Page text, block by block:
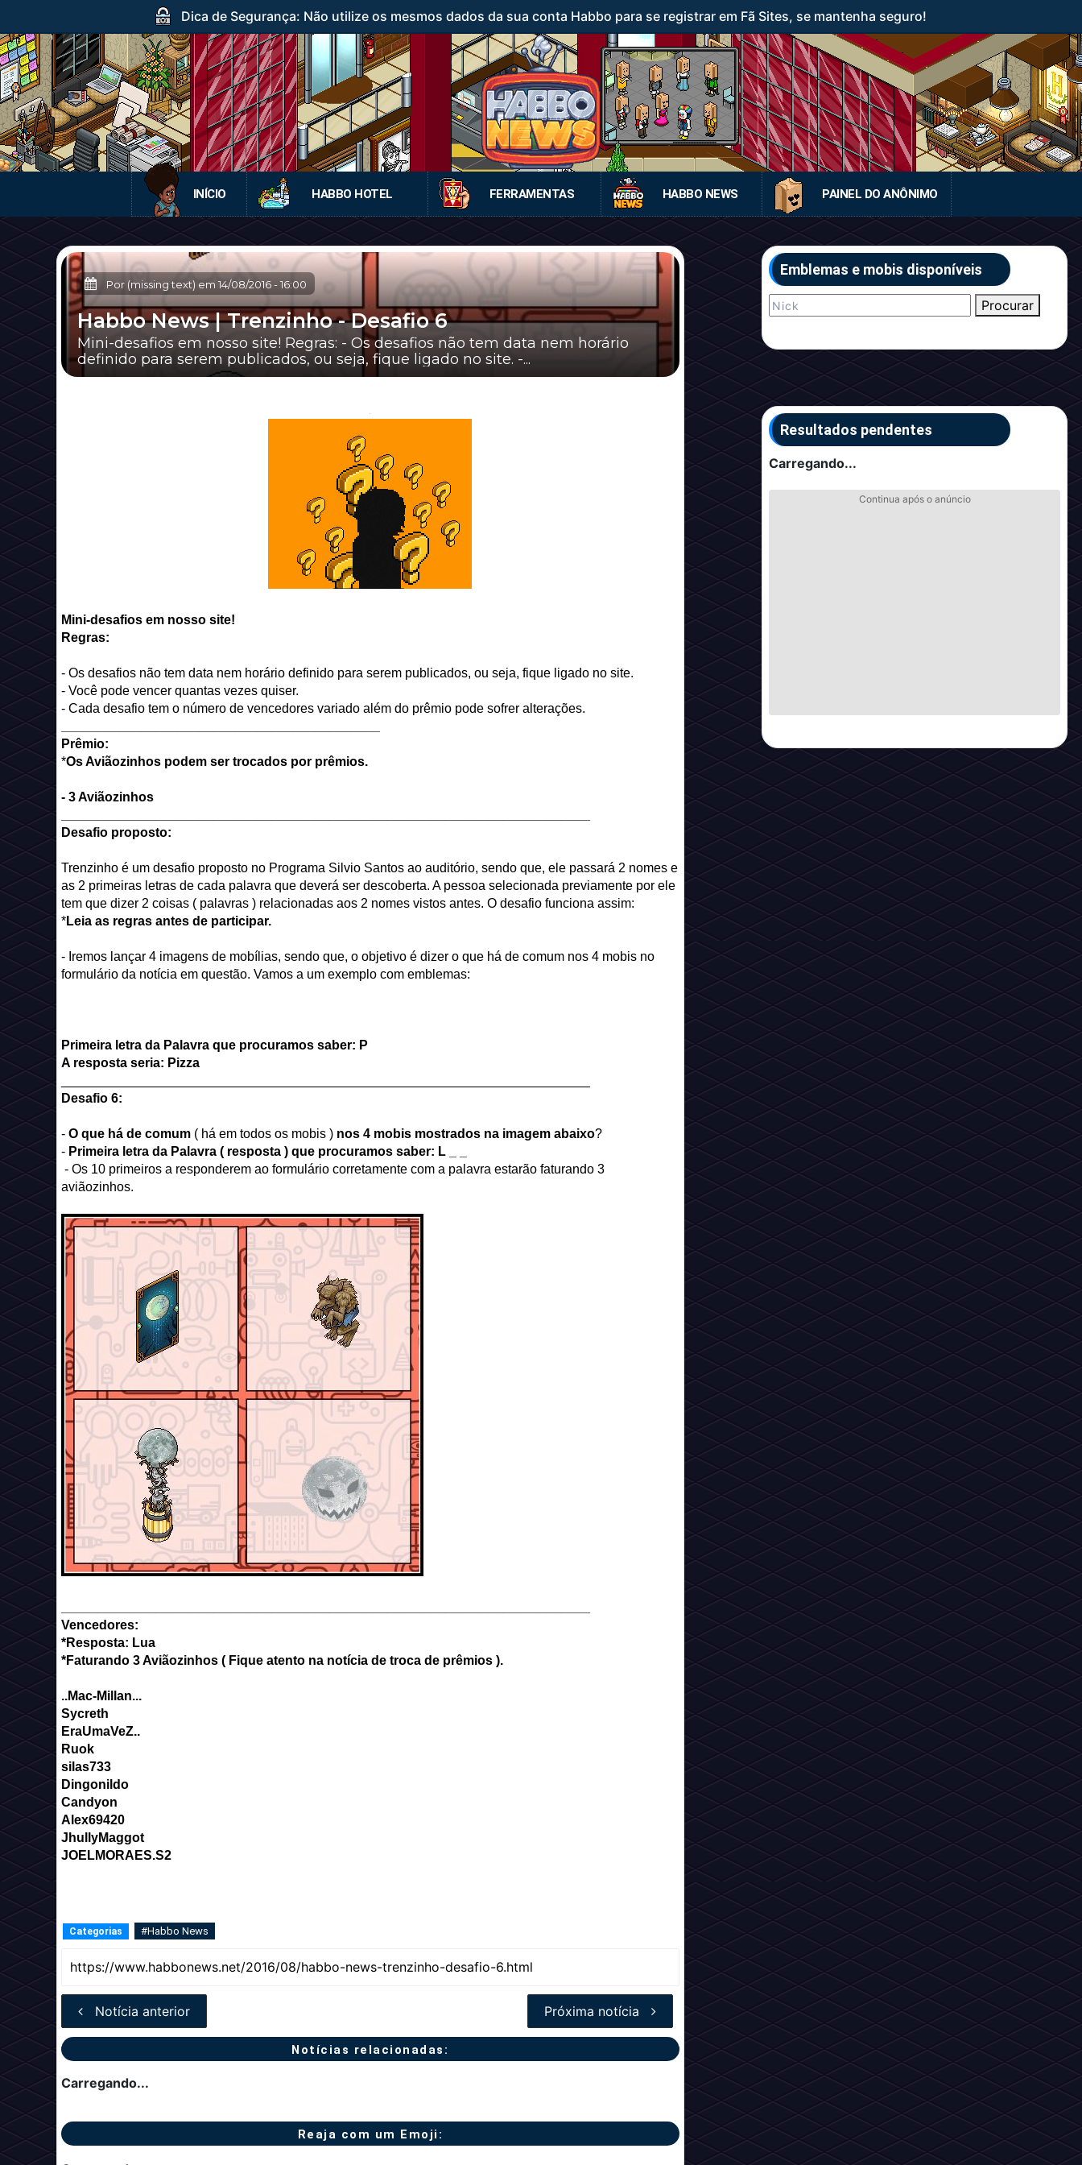
Dica de Segurança: Não utilize os mesmos dados da sua conta Habbo para se registrar em Fã Sites, se mantenha seguro!
INÍCIO HABBO HOTEL FERRAMENTAS HABBO NEWS PAINEL DO ANÔNIMO
Por (missing text) em 14/08/2016-16:00
Habbo News | Trenzinho - Desafio 6
Mini-desafios em nosso site! Regras: - Os desafios não tem data nem horário
definido para serem publicados, ou seja, fique ligado no site. -...
Mini-desafios em nosso site!
Regras:
- Os desafios não tem data nem horário definido para serem publicados, ou seja, fique ligado no site.
- Você pode vencer quantas vezes quiser.
- Cada desafio tem o número de vencedores variado além do prêmio pode sofrer alterações.
Prêmio:
*Os Aviãozinhos podem ser trocados por prêmios.
- 3 Aviãozinhos
Desafio proposto:
Trenzinho é um desafio proposto no Programa Silvio Santos ao auditório, sendo que, ele passará 2 nomes e
as 2 primeiras letras de cada palavra que deverá ser descoberta. A pessoa selecionada previamente por ele
tem que dizer 2 coisas ( palavras ) relacionadas aos 2 nomes vistos antes. O desafio funciona assim:
*Leia as regras antes de participar.
- Iremos lançar 4 imagens de mobílias, sendo que, o objetivo é dizer o que há de comum nos 4 mobis no
formulário da notícia em questão. Vamos a um exemplo com emblemas:
Primeira letra da Palavra que procuramos saber: P
A resposta seria: Pizza
Desafio 6:
- O que há de comum ( há em todos os mobis ) nos 4 mobis mostrados na imagem abaixo?
- Primeira letra da Palavra ( resposta ) que procuramos saber: L _ _
- Os 10 primeiros a responderem ao formulário corretamente com a palavra estarão faturando 3
aviãozinhos.
Vencedores:
*Resposta: Lua
*Faturando 3 Aviãozinhos ( Fique atento na notícia de troca de prêmios ).
..Mac-Millan...
Sycreth
EraUmaVeZ..
Ruok
silas733
Dingonildo
Candyon
Alex69420
JhullyMaggot
JOELMORAES.S2
Categorias #Habbo News
Notícia anterior Próxima notícia
Notícias relacionadas:
Carregando...
Reaja com um Emoji:
Emblemas e mobis disponíveis
Procurar
Resultados pendentes
Carregando...